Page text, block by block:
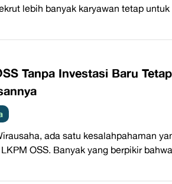
lebih banyak karyawan tetap
Tanpa Investasi Baru
ada satu kesalahpahaman
OSS. Banyak yang berpikir